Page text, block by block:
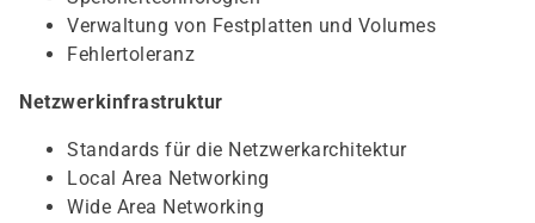
Verwaltung von Festplatten und Volumes
Fehlertoleranz
Netzwerkinfrastruktur
Standards für die Netzwerkarchitektur
Local Area Networking
Wide Area Networking